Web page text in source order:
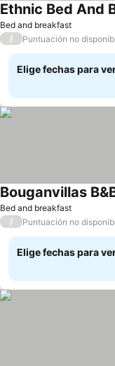
Bed and breakfast
Ethnic Bed And
/ Puntuación no
Elige fechas para
Bed and breakfast
Bouganvillas
/ Puntuación no
Elige fechas para